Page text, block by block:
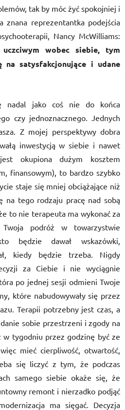
tak by móc żyć spokojniej i
znana reprezentantka podejścia
Nancy McWilliams:
wobec siebie, tym
na satysfakcjonujące i udane
nadal jako coś nie do końca
czy jednoznacznego. Jednych
Z mojej perspektywy dobra
inwestycją w siebie i nawet
okupiona dużym kosztem
finansowym), to bardzo szybko
staje się mniej obciążające niż
na tego rodzaju pracę nad sobą
to nie terapeuta ma wykonać za
podróż w towarzystwie
będzie dawał wskazówki,
kiedy będzie trzeba. Nigdy
za Ciebie i nie wyciągnie
po jednej sesji odmieni Twoje
które nabudowywały się przez
Terapii potrzebny jest czas, a
sobie przestrzeni i zgody na
tygodniu przez godzinę być ze
mieć cierpliwość, otwartość,
się liczyć z tym, że podczas
samego siebie okaże się, że
remont i nierzadko podjąć
ma sięgać. Decyzja